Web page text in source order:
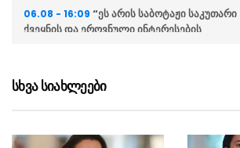
06.08 - 16:09 “ეს არის საბოტაჟი საკუთარი
ქვეყნის და ეროვნული ინტერესების
06.08 - 15:58
“დღეს ვიმგზავრეთ
მატარებლით, რომელიც ახალი სიჩქარით
შემცირებული”
სხვა სიახლეები